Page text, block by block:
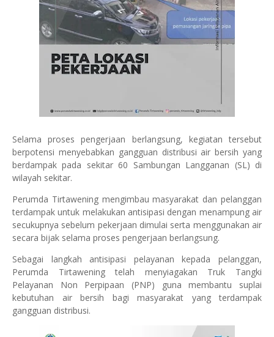
Selama proses pengerjaan berlangsung, kegiatan tersebut
berpotensi menyebabkan gangguan distribusi air bersih yang
berdampak pada sekitar 60 Sambungan Langganan (SL) di
wilayah sekitar.
Perumda Tirtawening mengimbau masyarakat dan pelanggan
terdampak untuk melakukan antisipasi dengan menampung air
secukupnya sebelum pekerjaan dimulai serta menggunakan air
secara bijak selama proses pengerjaan berlangsung.
Sebagai langkah antisipasi pelayanan kepada pelanggan,
Perumda Tirtawening telah menyiagakan Truk Tangki
Pelayanan Non Perpipaan (PNP) guna membantu suplai
kebutuhan air bersih bagi masyarakat yang terdampak
gangguan distribusi.